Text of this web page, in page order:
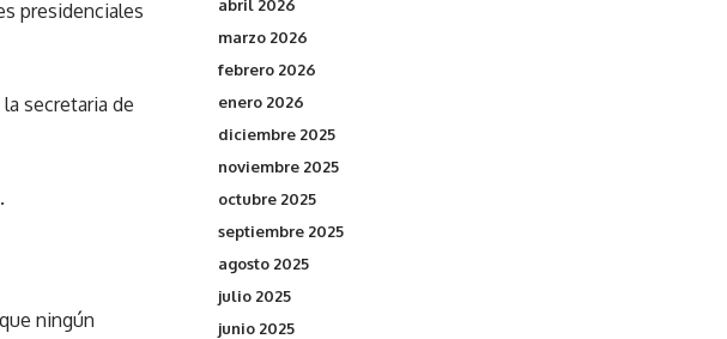
presidenciales
secretaria de
ningún
abril 2026
marzo 2026
febrero 2026
enero 2026
diciembre 2025
noviembre 2025
octubre 2025
septiembre 2025
agosto 2025
julio 2025
junio 2025